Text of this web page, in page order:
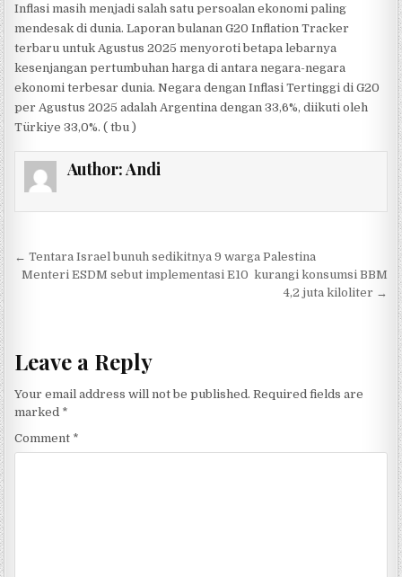
Inflasi masih menjadi salah satu persoalan ekonomi paling
mendesak di dunia. Laporan bulanan G20 Inflation Tracker
terbaru untuk Agustus 2025 menyoroti betapa lebarnya
kesenjangan pertumbuhan harga di antara negara-negara
ekonomi terbesar dunia. Negara dengan Inflasi Tertinggi di G20
per Agustus 2025 adalah Argentina dengan 33,6%, diikuti oleh
Türkiye 33,0%. ( tbu )
Author:Andi
Post navigation
← Tentara Israel bunuh sedikitnya 9 warga Palestina
Menteri ESDM sebut implementasi E10 kurangi konsumsi BBM
4,2 juta kiloliter →
Leave a Reply
Your email address will not be published. Required fields are
marked *
Comment *